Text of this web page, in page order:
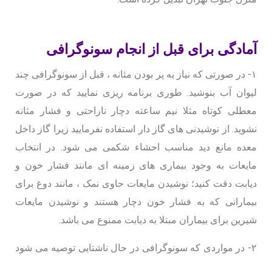
آمادگی برای قبل از انجام سونوگرافی
۱- در صورتی که نیاز به پر بودن مثانه ، قبل از سونوگرافی چند
لیوان آب بنوشید. طوری برنامه ریزی نمایید که در صورت
معطلی کوتاه مثلا نیم ساعته دچار ناراحتی و فشار مثانه
نشوید. از نوشیدنی های گاز دار استفاده نفرمایید زیرا گاز داخل
معده مانع دید مناسب احشاء شکمی می شود. در انتخاب
مایعات به وجود بیماری های زمینه ای مانند فشار خون و
دیابت دقت کنید؛ نوشیدن مایعات حاوی نمک ، مانند دوغ برای
بیمارانی که به فشار خون دچار هستند و نوشیدن مایعات
شیرین برای بیماران مبتلا به دیابت ممنوع می باشد.
۲- در مواردی که سونوگرافی در حال ناشتایی توصیه می شود